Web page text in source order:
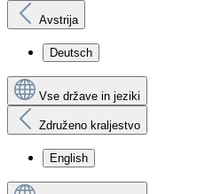
Avstrija
Deutsch
Vse države in jeziki
Združeno kraljestvo
English